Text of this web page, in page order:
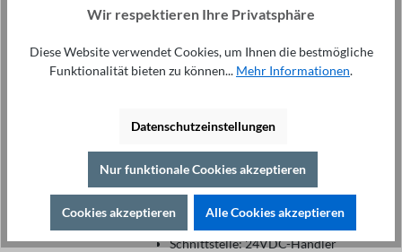
Pneumatischer
Transformatoren
Vollpneumatischer Testadapter
Trigger Modus: 4
Klemmenkontakte
Leichte Bedienung auch für
angelernte Arbeitskräfte
Schneller Durchlauf
Schnittstelle: 24VDC-Handler
Wir respektieren Ihre Privatsphäre
Diese Website verwendet Cookies, um Ihnen die bestmögliche
Funktionalität bieten zu können... Mehr Informationen.
Datenschutzeinstellungen
Nur funktionale Cookies akzeptieren
Cookies akzeptieren Alle Cookies akzeptieren